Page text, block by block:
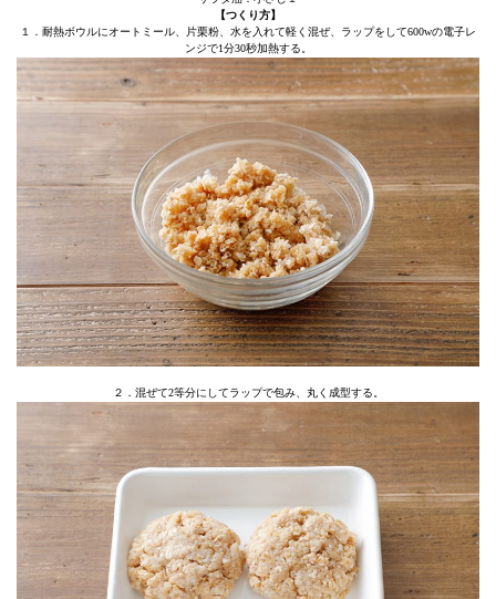
【つくり方】
１．耐熱ボウルにオートミール、片栗粉、水を入れて軽く混ぜ、ラップをして600wの電子レ
ンジで1分30秒加熱する。
２．混ぜて2等分にしてラップで包み、丸く成型する。